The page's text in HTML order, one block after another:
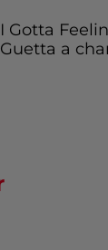
I Gotta
Guetta a